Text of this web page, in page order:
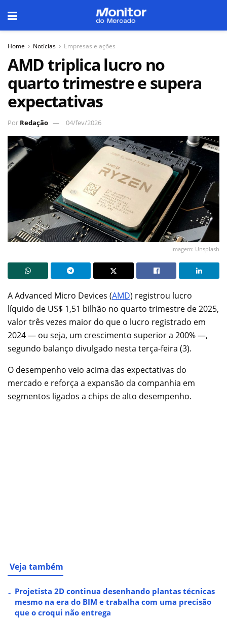
Home Notícias Empresas e ações
AMD triplica lucro no
quarto trimestre e supera
expectativas
Por Redação 04/fev/2026
Imagem: Unsplash
A Advanced Micro Devices (AMD) registrou lucro
líquido de US$ 1,51 bilhão no quarto trimestre de 2025,
valor três vezes maior do que o lucro registrado em
2024 — ou seja, um crescimento superior a 200% —,
segundo balanço divulgado nesta terça-feira (3).
O desempenho veio acima das expectativas do
mercado e reforça a expansão da companhia em
segmentos ligados a chips de alto desempenho.
Veja também
Projetista 2D continua desenhando plantas técnicas
mesmo na era do BIM e trabalha com uma precisão
que o croqui não entrega